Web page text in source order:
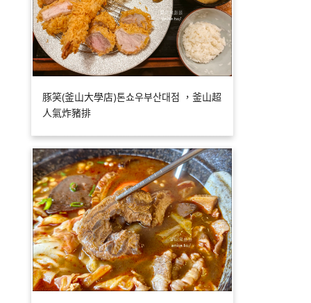
豚笑(釜山大學店)톤쇼우부산대점 ，釜山超
人氣炸豬排